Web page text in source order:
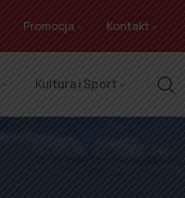
Promocja Kontakt
Kultura i Sport